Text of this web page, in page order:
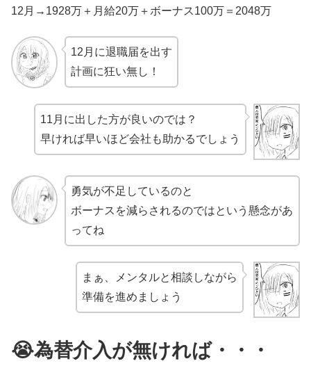
12月→1928万＋月給20万＋ボーナス100万＝2048万
12月に退職届を出す
計画に狂い無し！
11月に出した方が良いのでは？
早ければ早いほど会社も助かるでしょう
勇気が不足しているのと
ボーナスを減らされるのではという懸念があ
ってね
まぁ、メンタルと相談しながら
準備を進めましょう
😭為替介入が無ければ・・・